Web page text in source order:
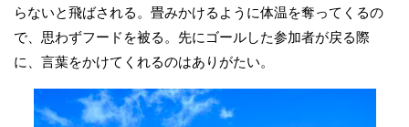
らないと飛ばされる。畳みかけるように体温を奪ってくるの
で、思わずフードを被る。先にゴールした参加者が戻る際
に、言葉をかけてくれるのはありがたい。